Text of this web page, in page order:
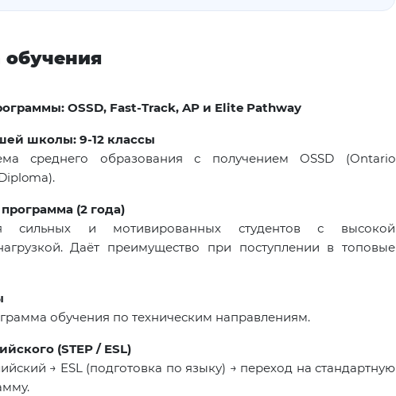
OSSD, Fast-Track, APи Elite Pathway
школы: 9-12 классы
среднего образования с получением OSSD (Ontario
(2 года)
сильных и мотивированных студентов с высокой
Даёт преимущество при поступлении в топовые
обучения по техническим направлениям.
(STEP / ESL)
→ ESL (подготовка по языку) → переход на стандартную